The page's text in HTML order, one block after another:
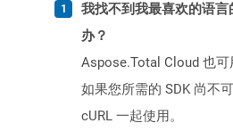
我找不到我最喜欢的语
办？
Aspose.Total Cloud 也可
如果您所需的 SDK 尚不
cURL 一起使用。